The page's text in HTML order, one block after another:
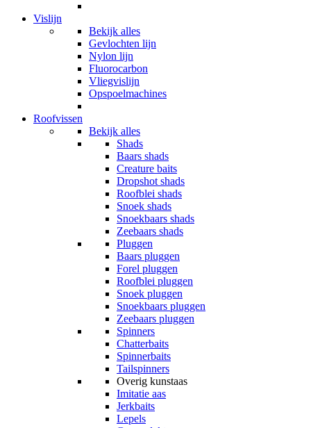
Vislijn
Bekijk alles
Gevlochten lijn
Nylon lijn
Fluorocarbon
Vliegvislijn
Opspoelmachines
Roofvissen
Bekijk alles
Shads
Baars shads
Creature baits
Dropshot shads
Roofblei shads
Snoek shads
Snoekbaars shads
Zeebaars shads
Pluggen
Baars pluggen
Forel pluggen
Roofblei pluggen
Snoek pluggen
Snoekbaars pluggen
Zeebaars pluggen
Spinners
Chatterbaits
Spinnerbaits
Tailspinners
Overig kunstaas
Imitatie aas
Jerkbaits
Lepels